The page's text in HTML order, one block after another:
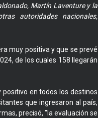
Martín Laventure y la
autoridades nacionales,
muy positiva y que se prevé
de los cuales 158 llegarán
en todos los destinos
que ingresaron al país,
precisó, "la evaluación se